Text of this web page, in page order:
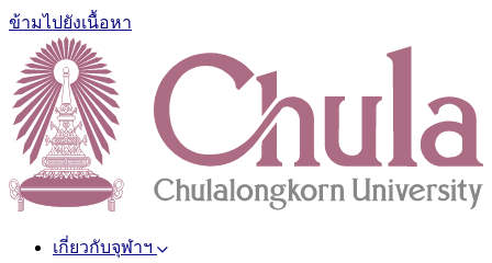
ข้ามไปยังเนื้อหา
เกี่ยวกับจุฬาฯ